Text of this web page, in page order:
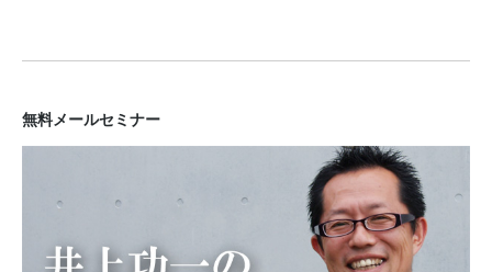
無料メールセミナー